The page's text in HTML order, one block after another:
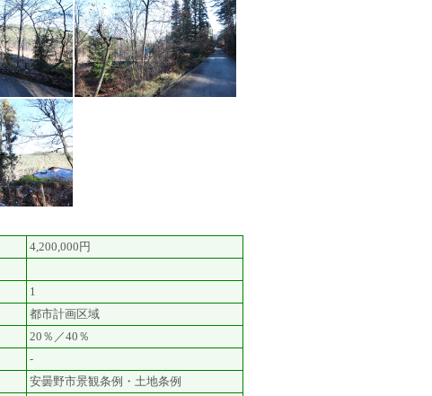
4,200,000円
1
都市計画区域
20％／40％
-
安曇野市景観条例・土地条例